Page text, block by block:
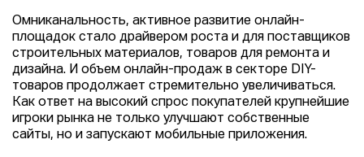
Омниканальность, активное развитие онлайн-
площадок стало драйвером роста и для поставщиков
строительных материалов, товаров для ремонта и
дизайна. И объем онлайн-продаж в секторе DIY-
товаров продолжает стремительно увеличиваться.
Как ответ на высокий спрос покупателей крупнейшие
игроки рынка не только улучшают собственные
сайты, но и запускают мобильные приложения.